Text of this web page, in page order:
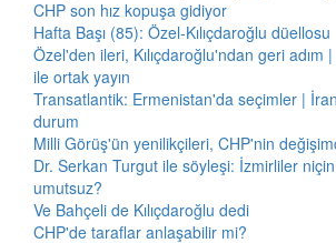
CHP son hız kopuşa gidiyor
Hafta Başı (85): Özel-Kılıçdaroğlu düellosu
Özel'den ileri, Kılıçdaroğlu'ndan geri adım
ile ortak yayın
Transatlantik: Ermenistan'da seçimler |
durum
Milli Görüş'ün yenilikçileri, CHP'nin
Dr. Serkan Turgut ile söyleşi: İzmirliler niçin
umutsuz?
Ve Bahçeli de Kılıçdaroğlu dedi
CHP'de taraflar anlaşabilir mi?